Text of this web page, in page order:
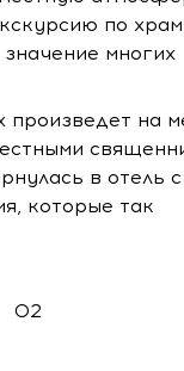
по
многих
на
в отель
которые так
02